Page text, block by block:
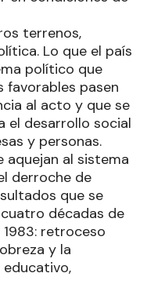
terrenos,
Lo que el país
político que
favorables pasen
al acto y que se
el desarrollo social
y personas.
aquejan al sistema
derroche de
que se
décadas de
retroceso
y la
educativo,